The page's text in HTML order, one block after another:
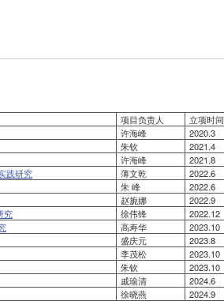
项目负责人
立项时间
许海峰
2020.3
朱钦
2021.4
许海峰
2021.8
践研究 薄文乾
2022.6
朱 峰
2022.6
赵旎娜
2022.9
究 徐伟锋
2022.12
高寿华
2023.10
盛庆元
2023.8
李茂松
2023.10
朱钦
2023.10
戚瑜清
2024.6
徐晓燕 2024.9